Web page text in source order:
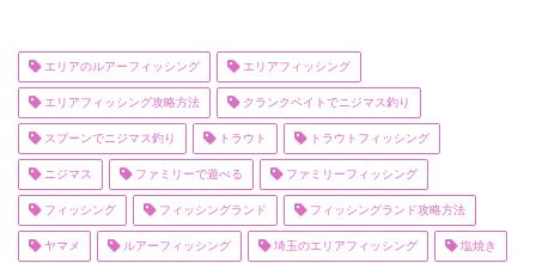
エリアのルアーフィッシング エリアフィッシング
エリアフィッシング攻略方法 クランクベイトでニジマス釣り
スプーンでニジマス釣り トラウト トラウトフィッシング
ニジマス ファミリーで遊べる ファミリーフィッシング
フィッシング フィッシングランド フィッシングランド攻略方法
ヤマメ ルアーフィッシング 埼玉のエリアフィッシング 塩焼き